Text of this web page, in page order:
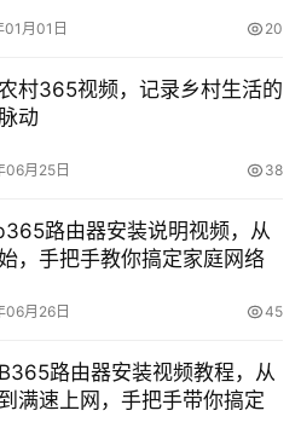
月01日 20
村365视频，记录乡村生活的
动
06月25日 38
路由器安装说明视频，从
，手把手教你搞定家庭网络
06月26日 45
路由器安装视频教程，从
满速上网，手把手带你搞定